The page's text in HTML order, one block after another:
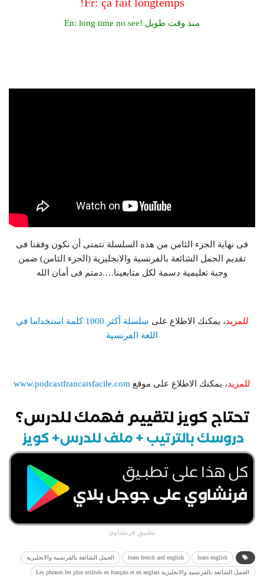
En: long time no see! منذ وقت طويل
فى نهاية الجزء الثامن من هذه السلسلة نتمنى أن نكون وفقنا فى
تقديم الجمل الشائعة بالفرنسية والانجليزية (الجزء الثامن) ضمن
وجبة تعليمية دسمة لكل متابعينا….دمتم فى أمان الله
للمزيد، يمكنك الاطلاع على
سلسلة أكثر 1000 كلمة استخداما في
اللغة الفرنسية
للمزيد، يمكنك الاطلاع على موقع www.podcastfrancaisfacile.com
تطبيق فرنشاوي
learn english
learn french and english الجمل الشائعة بالفرنسية والانجليزية
الجمل الشائعة بالفرنسية والانجليزية Les phrases les plus utilisés en français et en anglais